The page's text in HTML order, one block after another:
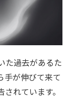
た過去があるた
手が伸びて来て
れています。